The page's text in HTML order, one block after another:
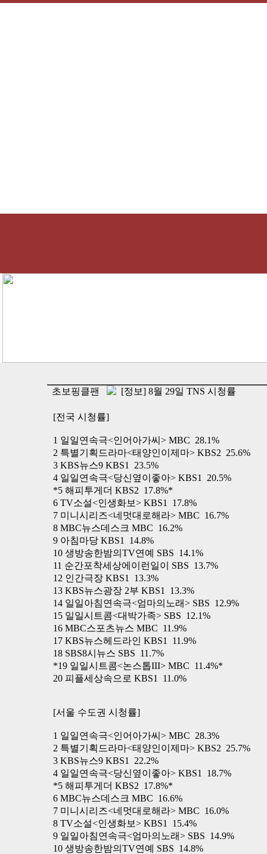
초보핑클팬 [정보] 8월 29일 TNS 시청률
[전국 시청률]
1 일일연속극<인어아가씨> MBC 28.1%
2 특별기획드라마<태양인이제마> KBS2 25.6%
3 KBS뉴스9 KBS1 23.5%
4 일일연속극<당신옆이좋아> KBS1 20.5%
*5 해피투게더 KBS2 17.8%*
6 TV소설<인생화보> KBS1 17.8%
7 미니시리즈<네멋대로해라> MBC 16.7%
8 MBC뉴스데스크 MBC 16.2%
9 아침마당 KBS1 14.8%
10 생방송한밤의TV연예 SBS 14.1%
11 순간포착세상에이런일이 SBS 13.7%
12 인간극장 KBS1 13.3%
13 KBS뉴스광장 2부 KBS1 13.3%
14 일일아침연속극<엄마의노래> SBS 12.9%
15 일일시트콤<대박가족> SBS 12.1%
16 MBC스포츠뉴스 MBC 11.9%
17 KBS뉴스헤드라인 KBS1 11.9%
18 SBS8시뉴스 SBS 11.7%
*19 일일시트콤<논스톱III> MBC 11.4%*
20 피플세상속으로 KBS1 11.0%
[서울 수도권 시청률]
1 일일연속극<인어아가씨> MBC 28.3%
2 특별기획드라마<태양인이제마> KBS2 25.7%
3 KBS뉴스9 KBS1 22.2%
4 일일연속극<당신옆이좋아> KBS1 18.7%
*5 해피투게더 KBS2 17.8%*
6 MBC뉴스데스크 MBC 16.6%
7 미니시리즈<네멋대로해라> MBC 16.0%
8 TV소설<인생화보> KBS1 15.4%
9 일일아침연속극<엄마의노래> SBS 14.9%
10 생방송한밤의TV연예 SBS 14.8%